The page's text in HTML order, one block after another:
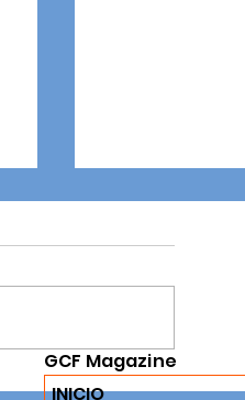
Celebración De
GCF Magazine
INICIO